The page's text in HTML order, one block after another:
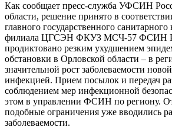
Как сообщает пресс-служба УФСИН
области, решение принято в
главного государственного санитарного
филиала ЦГСЭН ФКУЗ МСЧ-57 ФСИН
продиктовано резким ухудшением
обстановки в Орловской области – в
значительной рост заболеваемости
инфекцией. Прием посылок и передач
соблюдением мер инфекционной
этом в управлении ФСИН по региону.
подобные ограничения уже вводились
заболеваемости.